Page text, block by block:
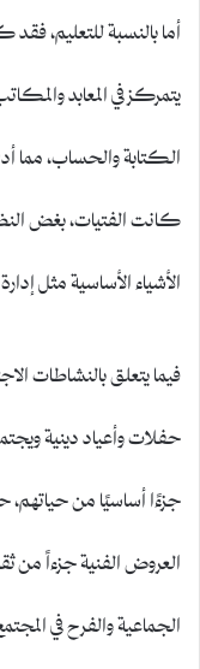
أما بالنسبة للتعليم،
يتمركز في المعابد
الكتابة والحساب، مما
كانت الفتيات، بغض
الأشياء الأساسية مثل
فيما يتعلق بالنشاطات
حفلات وأعياد دينية
جزءًا أساسيًا من
العروض الفنية جزءاً من
الجماعية والفرح في